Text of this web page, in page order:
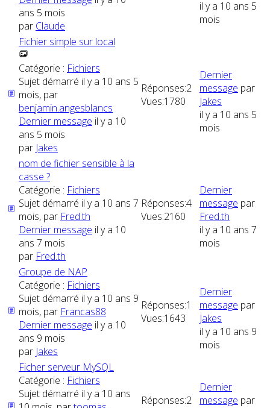
ans 5 mois
par Claude
il y a 10 ans 5
mois
Fichier simple sur local
Catégorie : Fichiers
Sujet démarré il y a 10 ans 5
mois, par
benjamin.angesblancs
Dernier message il y a 10
ans 5 mois
par Jakes
Réponses:2
Vues:1780
Dernier
message par
Jakes
il y a 10 ans 5
mois
nom de fichier sensible à la
casse ?
Catégorie : Fichiers
Sujet démarré il y a 10 ans 7
mois, par Fred.th
Dernier message il y a 10
ans 7 mois
par Fred.th
Réponses:4
Vues:2160
Dernier
message par
Fred.th
il y a 10 ans 7
mois
Groupe de NAP
Catégorie : Fichiers
Sujet démarré il y a 10 ans 9
mois, par Francas88
Dernier message il y a 10
ans 9 mois
par Jakes
Réponses:1
Vues:1643
Dernier
message par
Jakes
il y a 10 ans 9
mois
Ficher serveur MySQL
Catégorie : Fichiers
Sujet démarré il y a 10 ans
Réponses:2
Dernier
message par